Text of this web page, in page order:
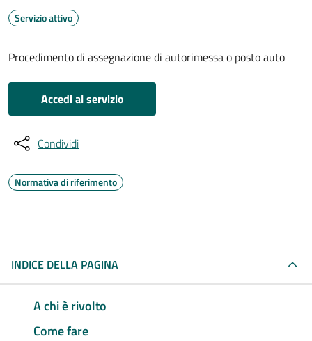
Servizio attivo
Procedimento di assegnazione di autorimessa o posto auto
Accedi al servizio
Condividi
Normativa di riferimento
INDICE DELLA PAGINA
A chi è rivolto
Come fare